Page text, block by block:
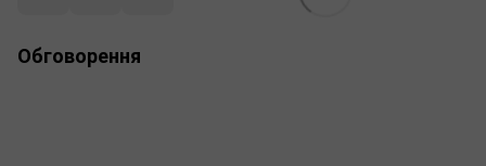
Обговорення